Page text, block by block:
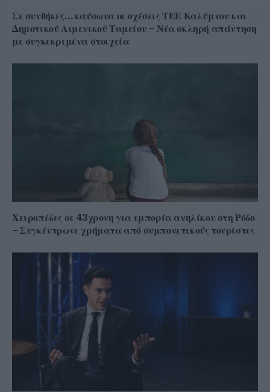
Σε συνθήκες… καύσωνα οι σχέσεις ΤΕΕ Καλύμνου και
Δημοτικού Λιμενικού Ταμείου – Νέα σκληρή απάντηση
με συγκεκριμένα στοιχεία
Χειροπέδες σε 43χρονη για εμπορία ανηλίκου στη Ρόδο
– Συγκέντρωνε χρήματα από συμπονετικούς τουρίστες